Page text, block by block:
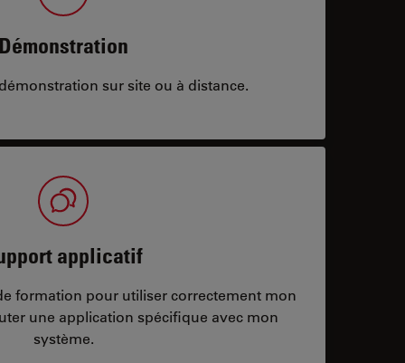
Démonstration
sur site ou à distance.
applicatif
formation pour utiliser correctement mon
une application spécifique avec mon
système.